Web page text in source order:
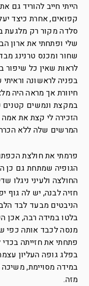
הייתי חייב להוריד גם
קפואים, אחרת כיצד
סלדה מקור רק מלגעת
שלי ופתחתי את ארון
שחור ומכנס טרנינג
לראות שאין כל שיפור
בפניה לראשונה וראיתי
חיוורת אך מראה היה
במקצת ונמשים קטנים
הזכירה לי קצת את
המרשים שלה ללא הכרה
פרמתי את חולצת
הגופיה שמתחת גם כן
החולצה ולעיני ניגלו
חזיה לבנה, יש לה גוף
הניבטים מבעד לבד
בלטו במידה רבה, אכן
מנסה לכבד אותה כפי
פתחתי את חזייתה
בפלג גופה העליון
במידה מסויימת,
מזה.